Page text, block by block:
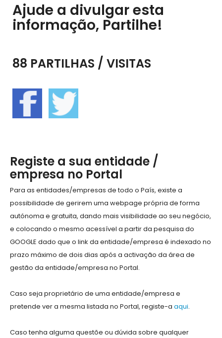
Ajude a divulgar esta
informação, Partilhe!
88 PARTILHAS / VISITAS
Registe a sua entidade /
empresa no Portal
Para as entidades/empresas de todo o País, existe a
possibilidade de gerirem uma webpage própria de forma
autónoma e gratuita, dando mais visibilidade ao seu negócio,
e colocando o mesmo acessível a partir da pesquisa do
GOOGLE dado que o link da entidade/empresa é indexado no
prazo máximo de dois dias após a activação da área de
gestão da entidade/empresa no Portal.
Caso seja proprietário de uma entidade/empresa e
pretende ver a mesma listada no Portal, registe-a aqui.
Caso tenha alguma questõe ou dúvida sobre qualquer